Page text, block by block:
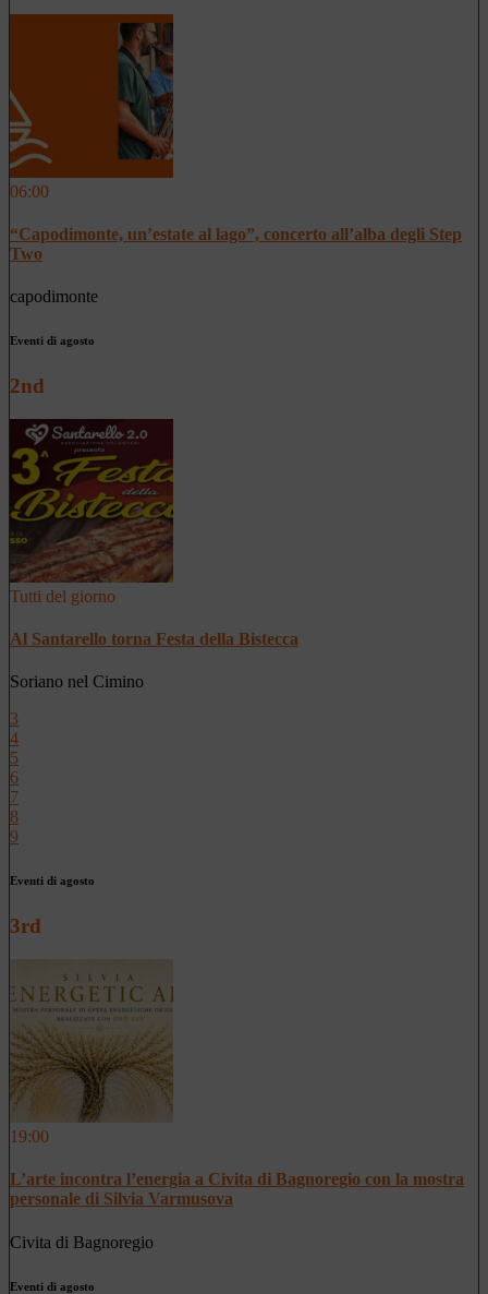
06:00
“Capodimonte, un’estate al lago”, concerto all’alba degli Step
Two
capodimonte
Eventi di agosto
2nd
Tutti del giorno
Al Santarello torna Festa della Bistecca
Soriano nel Cimino
3
4
5
6
7
8
9
Eventi di agosto
3rd
19:00
L’arte incontra l’energia a Civita di Bagnoregio con la mostra
personale di Silvia Varmusova
Civita di Bagnoregio
Eventi di agosto